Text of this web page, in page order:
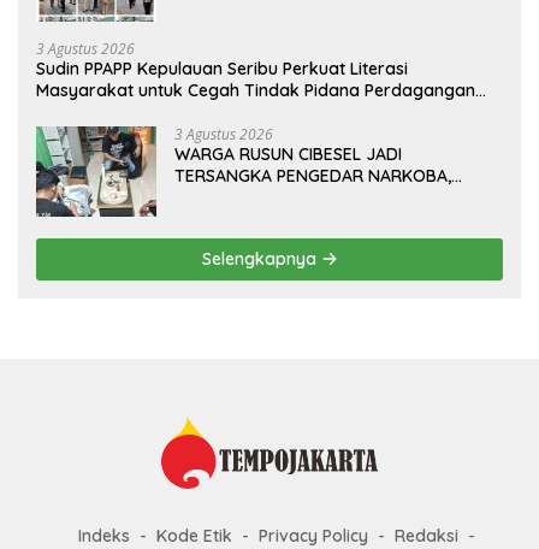
3 Agustus 2026
Sudin PPAPP Kepulauan Seribu Perkuat Literasi
Masyarakat untuk Cegah Tindak Pidana Perdagangan
3 Agustus 2026
WARGA RUSUN CIBESEL JADI
TERSANGKA PENGEDAR NARKOBA,
Selengkapnya
Indeks Kode Etik Privacy Policy Redaksi